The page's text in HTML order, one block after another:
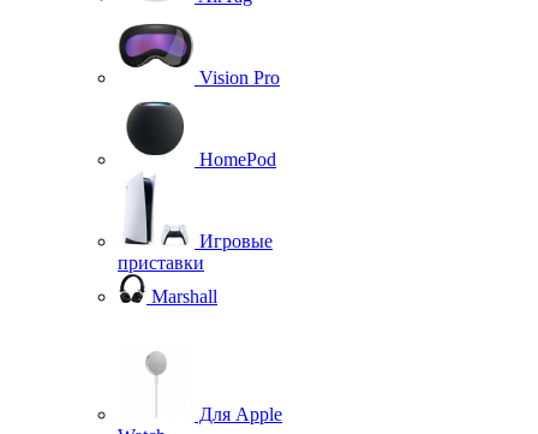
Vision Pro
HomePod
Игровые
приставки
Marshall
Для Apple